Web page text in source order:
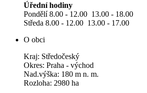
Úřední hodiny
Pondělí 8.00 - 12.00 13.00 - 18.00
Středa 8.00 - 12.00 13.00 - 17.00
O obci
Kraj: Středočeský
Okres: Praha - východ
Nad.výška: 180 m n. m.
Rozloha: 2980 ha